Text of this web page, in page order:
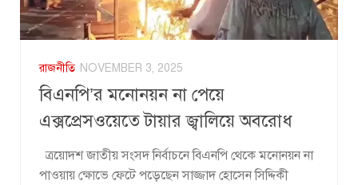
রাজনীতি NOVEMBER 3, 2025
বিএনপি’র মনোনয়ন না পেয়ে
এক্সপ্রেসওয়েতে টায়ার জ্বালিয়ে অবরোধ
ত্রয়োদশ জাতীয় সংসদ নির্বাচনে বিএনপি থেকে মনোনয়ন না
পাওয়ায় ক্ষোভে ফেটে পড়েছেন সাজ্জাদ হোসেন সিদ্দিকী